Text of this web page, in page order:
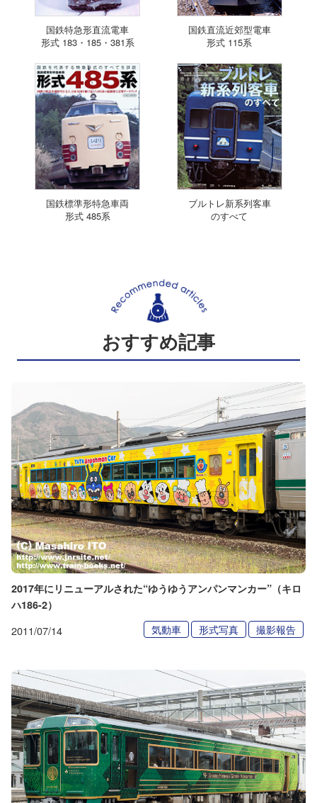
国鉄特急形直流電車
形式 183・185・381系
国鉄直流近郊型電車
形式 115系
国鉄標準形特急車両
形式 485系
ブルトレ新系列客車
のすべて
おすすめ記事
2017年にリニューアルされた“ゆうゆうアンパンマンカー”（キロ
ハ186-2）
2011/07/14 気動車 形式写真 撮影報告